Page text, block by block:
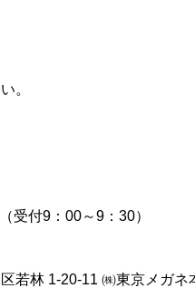
。
受付9：00～9：30）
若林 1-20-11 ㈱東京メガネ